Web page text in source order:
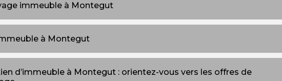
immeuble à Montegut
à Montegut
d’immeuble à Montegut : orientez-vous vers les offres de